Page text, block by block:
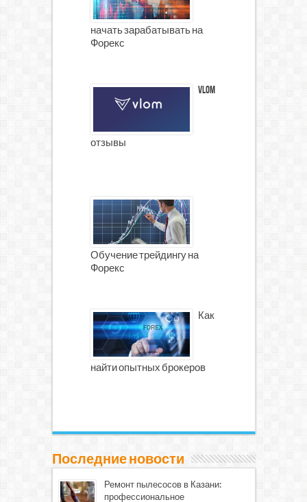
начать зарабатывать на
Форекс
Vlom
отзывы
Обучение трейдингу на
Форекс
Как
найти опытных брокеров
Последние новости
Ремонт пылесосов в Казани:
профессиональное